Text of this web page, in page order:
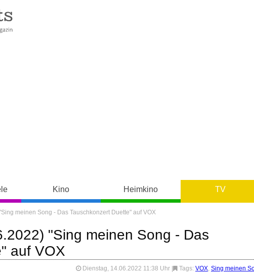
Kino Heimkino TV
meinen Song - Das Tauschkonzert Duette" auf VOX
"Sing meinen Song - Das
auf VOX
Dienstag, 14.06.2022 11:38 Uhr Tags: VOX, Sing meinen